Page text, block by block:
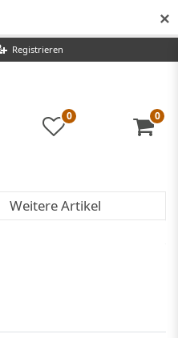
Registrieren
0 0
Weitere Artikel
✕